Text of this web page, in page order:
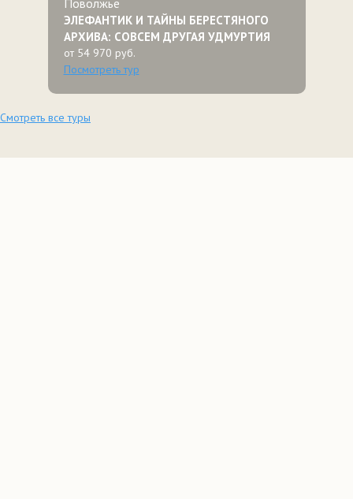
Поволжье
ЭЛЕФАНТИК И ТАЙНЫ БЕРЕСТЯНОГО
АРХИВА: СОВСЕМ ДРУГАЯ УДМУРТИЯ
от 54 970 руб.
Посмотреть тур
Смотреть все туры